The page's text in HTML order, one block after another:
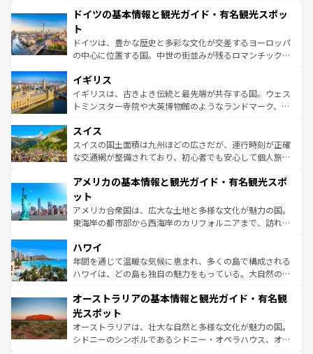
せる。地方によって風土や気候が異なるスペインはその個
ンテンツ一覧 を参照してほしい。
で、幅広い魅力が詰まっている。華麗な宮殿、歴史的な大
聖堂、美しいビーチ、そして豊かな自然が、訪れる者を心
から魅了する。また、フランスは美食の国としても知ら
れ、フランス料理はユネスコ無形文化遺産にも登録されて
香り高いラベンダー畑など、多彩な楽しみ方が可能だ。さ
らに、パリ以外の地域にも魅力が溢れており、どの街角に
も豊かな歴史と文化が息づいている。パリ以外の個性あふ
を参照してほしい。
ドイツの基本情報と観光ガイド・有名観光スポッ
ト
ドイツは、豊かな歴史と多彩な文化が交差するヨーロッパ
の中心に位置する国。中世の街並みが残るロマンチック街
顔を持つこの国は、どこを歩いても飽きることがない。ベ
ルリンの文化的活気、バイエルン州のアルプスの絶景、そ
してライン川沿いのワイン畑といった風景は必見。ビール
は、お酒好きな人にはぜひ体験してほしい。 なお、新着の
ドイツ情報はコンテンツ一覧を参照してほしい。
イギリス
イギリスは、古きよき伝統と最先端が共存する国。ウェス
トミンスター寺院や大英博物館のようなランドマーク、歴
リアごとに異なる魅力がある。また、優雅なアフタヌーン
ティー、ビール好きにはたまらない英国パブ、サッカー観
戦など、本場だからこそできる体験も豊富。イギリスを旅
ンツ一覧を参照してほしい。
スイス
スイスの国土面積は九州ほどの広さだが、運行時刻が正確
な交通網が整備されており、初心者でも安心して個人旅行
の建物がそのまま残る町や、スイスならではのユニークな
博物館もあり、アルプス観光だけでなく町歩きも満喫する
ことができる。国民の所得が高いため物価も高いが、旅行
者向けの交通パス提供のサービスもあり、うまく活用すれ
着のスイス情報は
アメリカの基本情報と観光ガイド・有名観光スポ
ット
アメリカ合衆国は、広大な土地と多様な文化が魅力の国。
東海岸の都市部から西海岸のカリフォルニアまで、訪れる
のような巨大都市は、観光、ショッピング、エンターテイ
ンメントが詰まった刺激的なスポットだ。一方、アメリカ
西部には大自然が広がり、グランドキャニオンやイエロー
部のニューオーリンズでは、音楽と美食が融合した独特の
文化が魅力。旅行者はアメリカの各地域で異なる魅力を楽
しみながら、その多様性と豊かな歴史を感じることができ
るだろう。車でのロードトリップや列車の旅も、アメリカ
ハワイ
年間を通じて温暖な気候に恵まれ、多くの島で構成される
ハワイは、どの島も独自の魅力をもっている。大自然の神
ワイ島は見逃せない。また、定番の観光地といえばオアフ
島だが、静かな自然を求めるならマウイ島やカウアイ島が
おすすめ。エメラルドグリーンに輝く海をはじめ、豊かな
文化や歴史が息づいている。「アロハスピリット」と呼ば
オーストラリアの基本情報と観光ガイド・有名観
光スポット
オーストラリアは、壮大な自然と多様な文化が魅力の国。
シドニーのシンボルであるシドニー・オペラハウス、オー